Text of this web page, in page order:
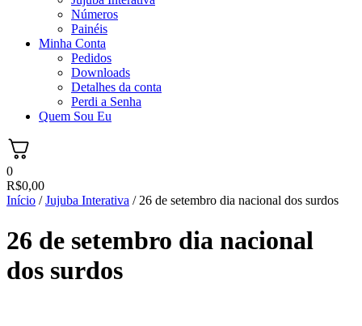
Números
Painéis
Minha Conta
Pedidos
Downloads
Detalhes da conta
Perdi a Senha
Quem Sou Eu
0
R$0,00
Início /Jujuba Interativa / 26 de setembro dia nacional dos surdos
26 de setembro dia nacional
dos surdos